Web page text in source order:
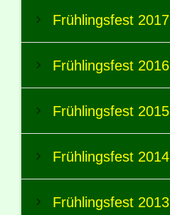
Frühlingsfest 2017
Frühlingsfest 2016
Frühlingsfest 2015
Frühlingsfest 2014
Frühlingsfest 2013